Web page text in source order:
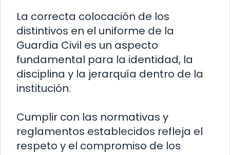
La correcta colocación de los
distintivos en el uniforme de la
Guardia Civil es un aspecto
fundamental para la identidad, la
disciplina y la jerarquía dentro de la
institución.
Cumplir con las normativas y
reglamentos establecidos refleja el
respeto y el compromiso de los